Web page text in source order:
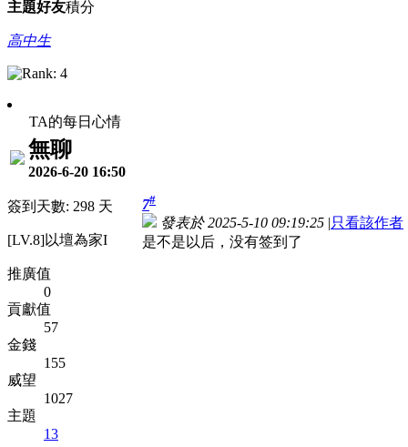
主題好友積分
高中生
TA的每日心情
無聊
2026-6-20 16:50
簽到天數: 298 天
[LV.8]以壇為家I
推廣值
0
貢獻值
57
金錢
155
威望
1027
主題
13
7#
發表於 2025-5-10 09:19:25 |只看該作者
是不是以后，没有签到了